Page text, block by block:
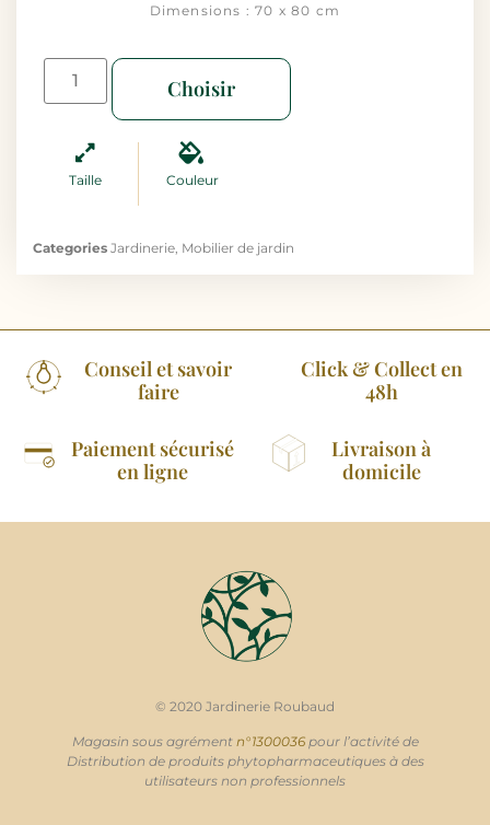
Dimensions : 70 x 80 cm
Choisir
Taille Couleur
Categories Jardinerie Mobilier de jardin
Conseil et savoir
faire
Click & Collect en
48h
Paiement sécurisé
en ligne
Livraison à
domicile
© 2020 Jardinerie Roubaud
Magasin sous agrément n°1300036pour l’activité de
Distribution de produits phytopharmaceutiques à des
utilisateurs non professionnels